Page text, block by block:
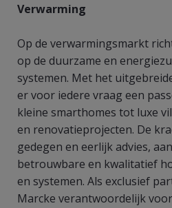
Verwarming
Op de verwarmingsmarkt
op de duurzame en
systemen. Met het
er voor iedere vraag een
kleine smarthomes tot luxe
en renovatieprojecten. De
gedegen en eerlijk advies,
betrouwbare en kwalitatief
en systemen. Als exclusief
Marcke verantwoordelijk